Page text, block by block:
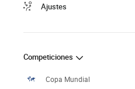
Ajustes
Competiciones
Copa Mundial